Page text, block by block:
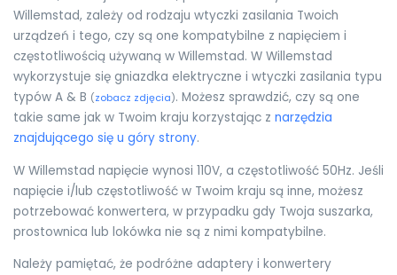
Willemstad, zależy od rodzaju wtyczki zasilania Twoich
urządzeń i tego, czy są one kompatybilne z napięciem i
częstotliwością używaną w Willemstad. W Willemstad
wykorzystuje się gniazdka elektryczne i wtyczki zasilania typu
typów A & B (zobacz zdjęcia). Możesz sprawdzić, czy są one
takie same jak w Twoim kraju korzystając z narzędzia
znajdującego się u góry strony.
W Willemstad napięcie wynosi 110V, a częstotliwość 50Hz. Jeśli
napięcie i/lub częstotliwość w Twoim kraju są inne, możesz
potrzebować konwertera, w przypadku gdy Twoja suszarka,
prostownica lub lokówka nie są z nimi kompatybilne.
Należy pamiętać, że podróżne adaptery i konwertery